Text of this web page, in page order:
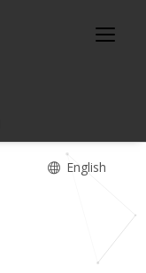
English